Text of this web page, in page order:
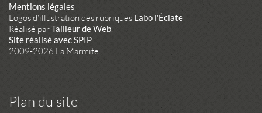
Mentions légales
Logos d'illustration des rubriques Labo l'Éclate
Réalisé parTailleur de Web.
Site réalisé avec SPIP
2009-2026 La Marmite
Plan du site